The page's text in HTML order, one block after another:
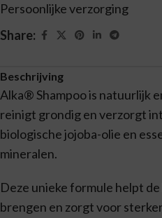
Persoonlijke verzorging
Share:
Beschrijving
Alka® Shampoo is natuurlijk
reinigt grondig en verzorgt
biologische jojoba-olie en
mineralen.
Deze unieke formule helpt
brengen en zorgt voor